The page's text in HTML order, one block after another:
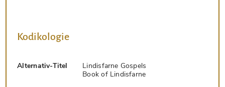
Kodikologie
Alternativ-Titel
Lindisfarne Gospels
Book of Lindisfarne